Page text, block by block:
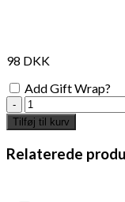
98 DKK
Add Gift Wrap?
Fish
Lemon
Squeezer
antal
Tilføj til kurv
Relaterede